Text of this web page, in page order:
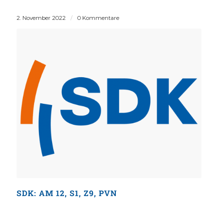
2. November 2022 / 0 Kommentare
SDK: AM 12, S1, Z9, PVN